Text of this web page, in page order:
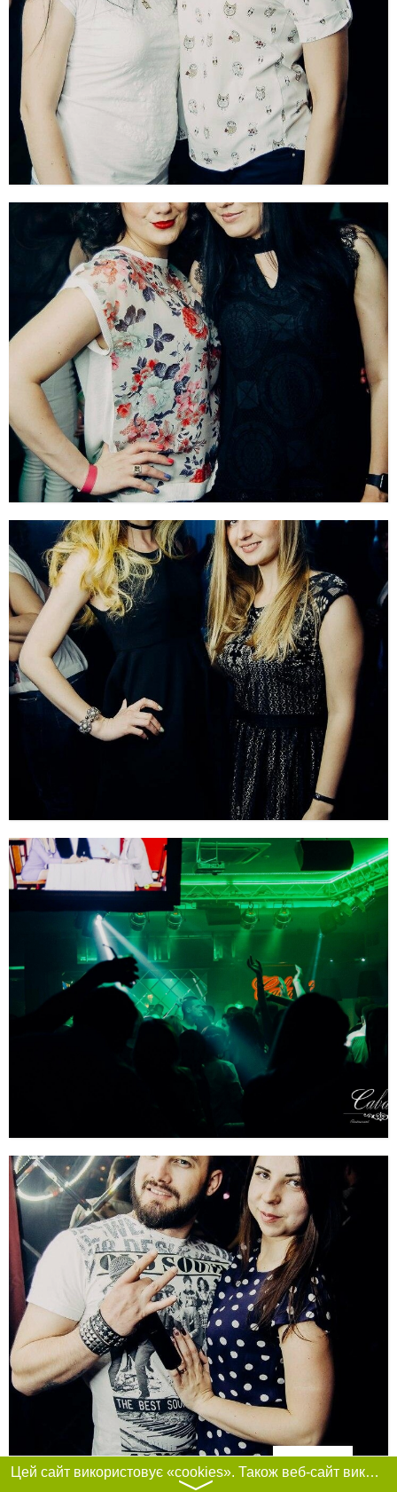
Фільтри
Цей сайт використовує «cookies». Також веб-сайт використовує інтернет-сервіс для збору технічних даних стосовно відвідувачів з метою отримання маркетингової та статистичної інформації. Умови обробки даних відвідувачів сайту див.
〉